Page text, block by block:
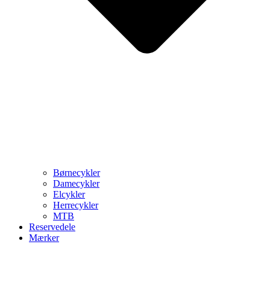
Børnecykler
Damecykler
Elcykler
Herrecykler
MTB
Reservedele
Mærker